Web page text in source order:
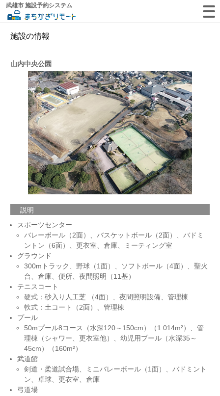
武雄市 施設予約システム
施設の情報
山内中央公園
説明
スポーツセンター
バレーボール（2面）、バスケットボール（2面）、バドミ
ントン（6面）、更衣室、倉庫、ミーティング室
グラウンド
300mトラック、野球（1面）、ソフトボール（4面）、聖火
台、倉庫、便所、夜間照明（11基）
テニスコート
硬式：砂入り人工芝 （4面）、夜間照明設備、管理棟
軟式：土コート（2面）、管理棟
プール
50mプール8コース（水深120～150cm）（1.014m²）、管
理棟（シャワー、更衣室他）、幼児用プール（水深35～
45cm）（160m²）
武道館
剣道・柔道試合場、ミニバレーボール（1面）、バドミント
ン、卓球、更衣室、倉庫
弓道場